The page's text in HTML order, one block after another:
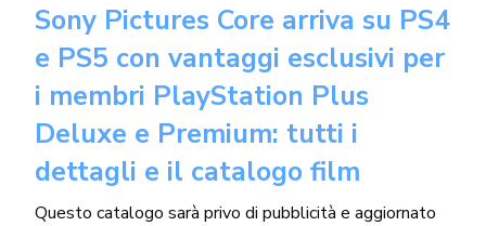
Sony Pictures Core arriva su PS4
e PS5 con vantaggi esclusivi per
i membri PlayStation Plus
Deluxe e Premium: tutti i
dettagli e il catalogo film
Questo catalogo sarà privo di pubblicità e aggiornato